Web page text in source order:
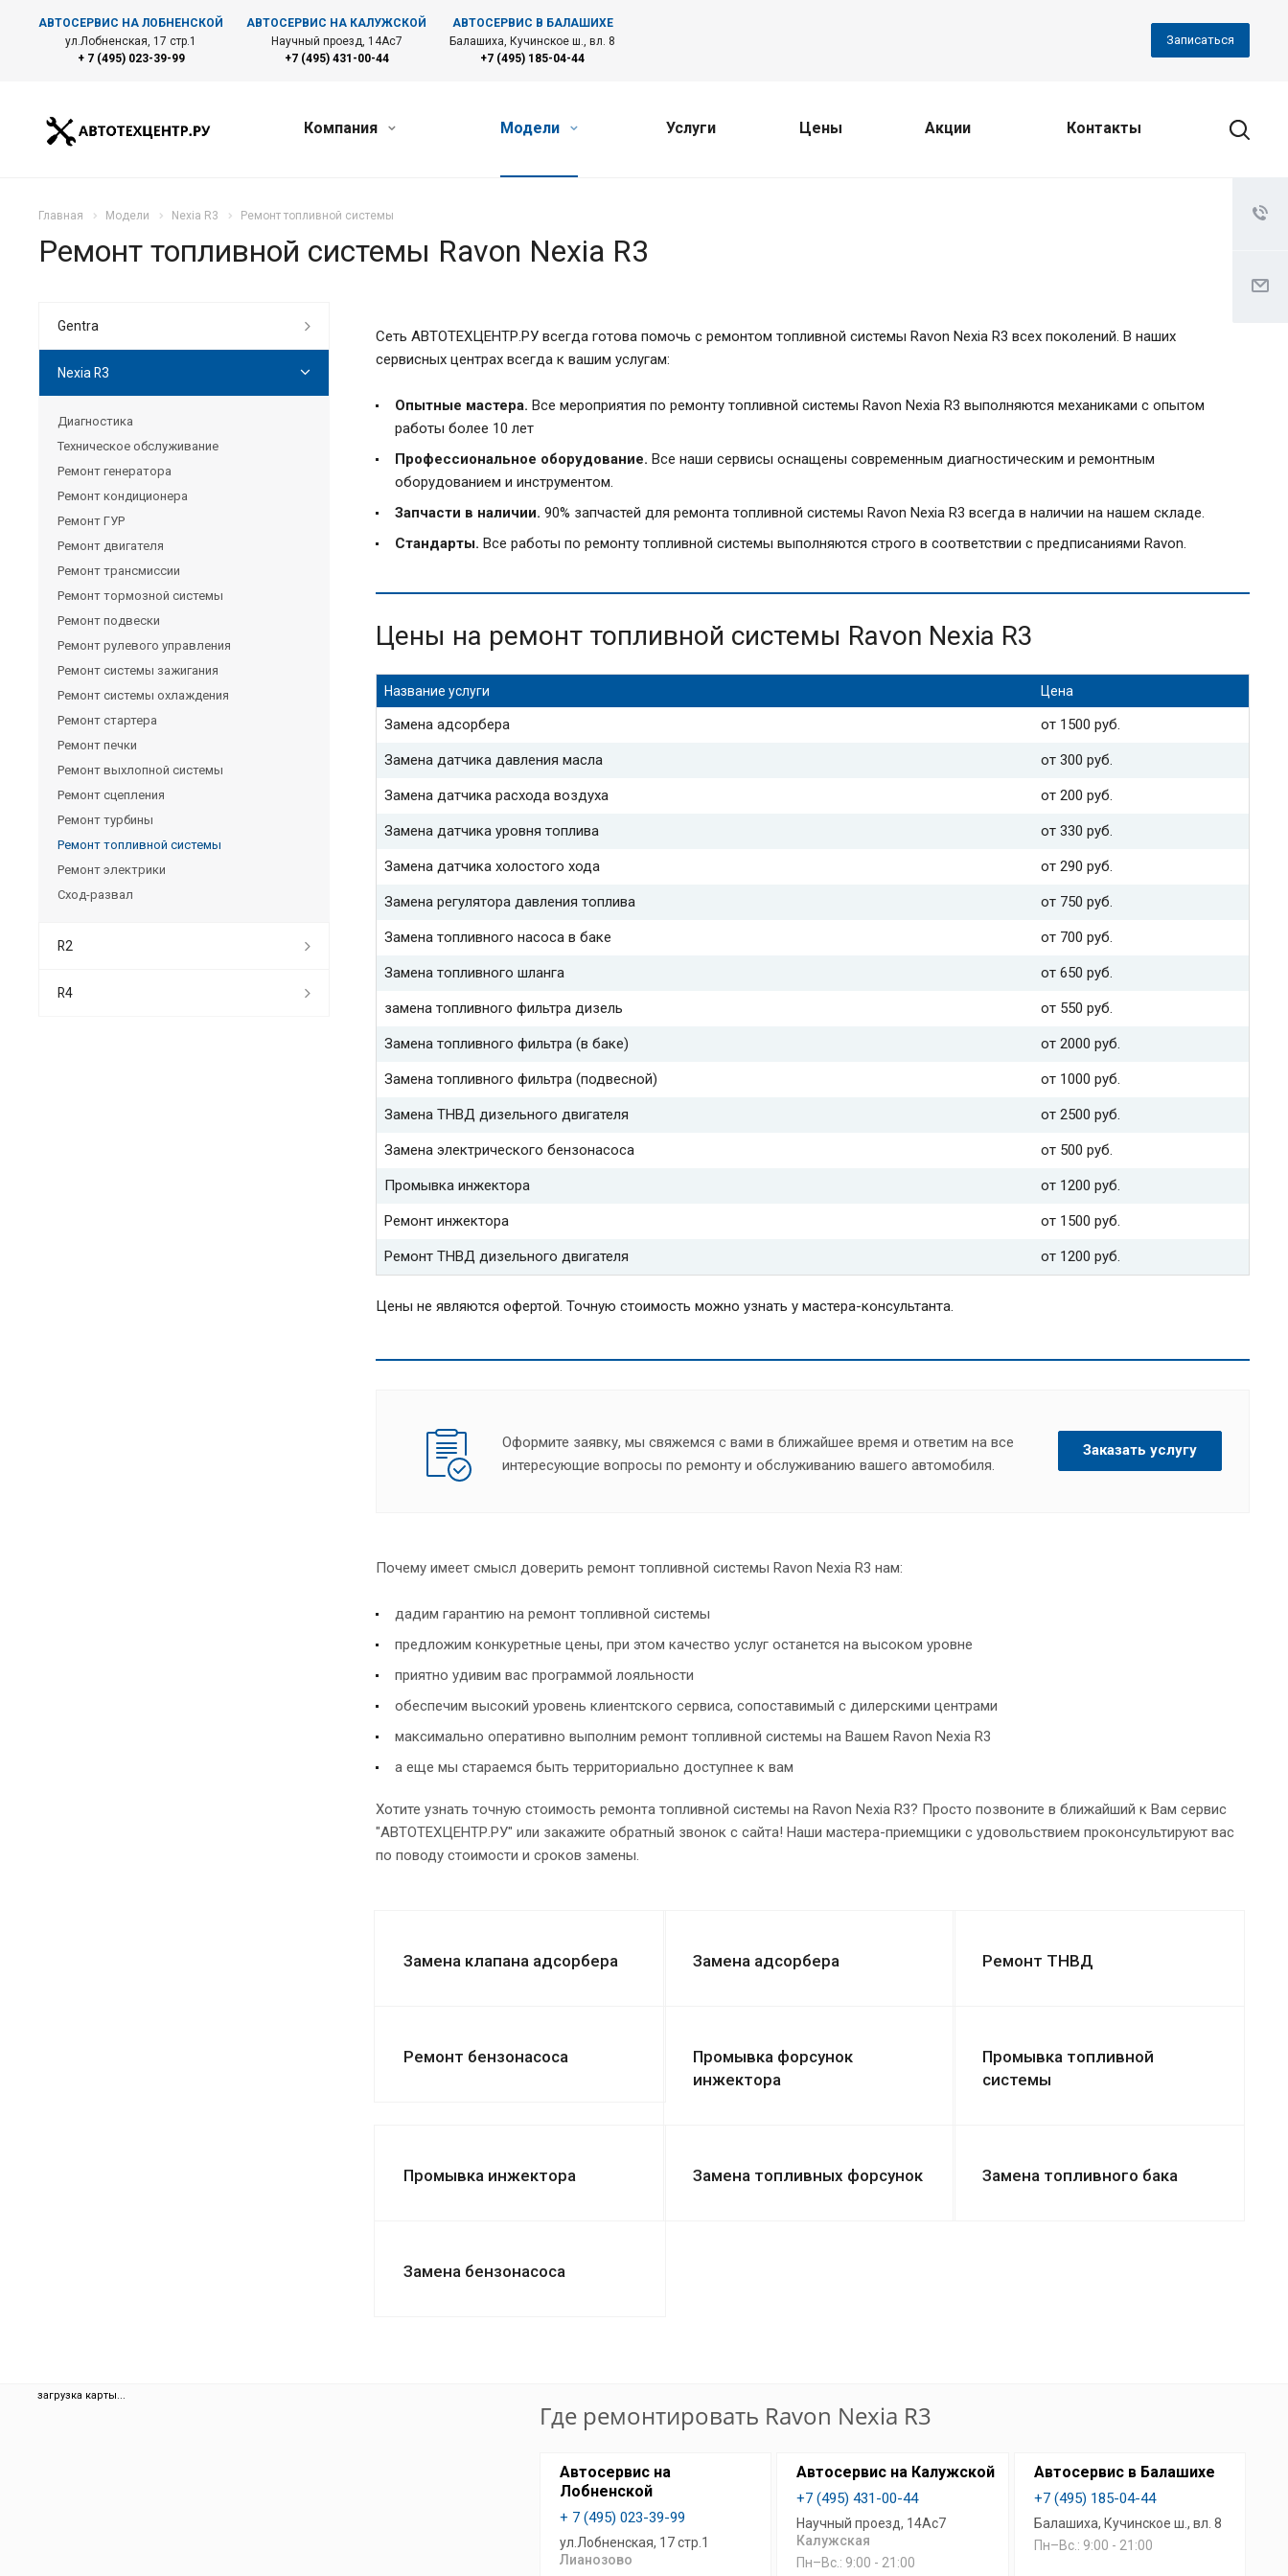
АВТОСЕРВИС НА ЛОБНЕНСКОЙ
ул.Лобненская, 17 стр.1
+ 7 (495) 023-39-99
АВТОСЕРВИС НА КАЛУЖСКОЙ
Научный проезд, 14Ас7
+7 (495) 431-00-44
АВТОСЕРВИС В БАЛАШИХЕ
Балашиха, Кучинское ш., вл. 8
+7 (495) 185-04-44
Записаться
Компания Модели Услуги Цены Акции Контакты
Главная Модели Nexia R3 Ремонт топливной системы
Ремонт топливной системы Ravon Nexia R3
Сеть АВТОТЕХЦЕНТР.РУ всегда готова помочь с ремонтом топливной системы Ravon Nexia R3 всех поколений. В наших
сервисных центрах всегда к вашим услугам:
Опытные мастера. Все мероприятия по ремонту топливной системы Ravon Nexia R3 выполняются механиками с опытом
работы более 10 лет
Профессиональное оборудование. Все наши сервисы оснащены современным диагностическим и ремонтным
оборудованием и инструментом.
Запчасти в наличии. 90% запчастей для ремонта топливной системы Ravon Nexia R3 всегда в наличии на нашем складе.
Стандарты. Все работы по ремонту топливной системы выполняются строго в соответствии с предписаниями Ravon.
Цены на ремонт топливной системы Ravon Nexia R3
Название услуги Цена
Замена адсорбера от 1500 руб.
Замена датчика давления масла от 300 руб.
Замена датчика расхода воздуха от 200 руб.
Замена датчика уровня топлива от 330 руб.
Замена датчика холостого хода от 290 руб.
Замена регулятора давления топлива от 750 руб.
Замена топливного насоса в баке от 700 руб.
Замена топливного шланга от 650 руб.
замена топливного фильтра дизель от 550 руб.
Замена топливного фильтра (в баке) от 2000 руб.
Замена топливного фильтра (подвесной) от 1000 руб.
Замена ТНВД дизельного двигателя от 2500 руб.
Замена электрического бензонасоса от 500 руб.
Промывка инжектора от 1200 руб.
Ремонт инжектора от 1500 руб.
Ремонт ТНВД дизельного двигателя от 1200 руб.
Цены не являются офертой. Точную стоимость можно узнать у мастера-консультанта.
Оформите заявку, мы свяжемся с вами в ближайшее время и ответим на все
интересующие вопросы по ремонту и обслуживанию вашего автомобиля.
Заказать услугу
Почему имеет смысл доверить ремонт топливной системы Ravon Nexia R3 нам:
дадим гарантию на ремонт топливной системы
предложим конкуретные цены, при этом качество услуг останется на высоком уровне
приятно удивим вас программой лояльности
обеспечим высокий уровень клиентского сервиса, сопоставимый с дилерскими центрами
максимально оперативно выполним ремонт топливной системы на Вашем Ravon Nexia R3
а еще мы стараемся быть территориально доступнее к вам
Хотите узнать точную стоимость ремонта топливной системы на Ravon Nexia R3? Просто позвоните в ближайший к Вам сервис
"АВТОТЕХЦЕНТР.РУ" или закажите обратный звонок с сайта! Наши мастера-приемщики с удовольствием проконсультируют вас
по поводу стоимости и сроков замены.
Замена клапана адсорбера Замена адсорбера Ремонт ТНВД
Ремонт бензонасоса
Промывка форсунок
инжектора
Промывка топливной
системы
Промывка инжектора Замена топливных форсунок Замена топливного бака
Замена бензонасоса
Gentra
Nexia R3
Диагностика
Техническое обслуживание
Ремонт генератора
Ремонт кондиционера
Ремонт ГУР
Ремонт двигателя
Ремонт трансмиссии
Ремонт тормозной системы
Ремонт подвески
Ремонт рулевого управления
Ремонт системы зажигания
Ремонт системы охлаждения
Ремонт стартера
Ремонт печки
Ремонт выхлопной системы
Ремонт сцепления
Ремонт турбины
Ремонт топливной системы
Ремонт электрики
Сход-развал
R2
R4
загрузка карты...
Где ремонтировать Ravon Nexia R3
Автосервис на
Лобненской
+ 7 (495) 023-39-99
ул.Лобненская, 17 стр.1
Лианозово
Автосервис на Калужской
+7 (495) 431-00-44
Научный проезд, 14Ас7
Калужская
Пн–Вс.: 9:00 - 21:00
Автосервис в Балашихе
+7 (495) 185-04-44
Балашиха, Кучинское ш., вл. 8
Пн–Вс.: 9:00 - 21:00